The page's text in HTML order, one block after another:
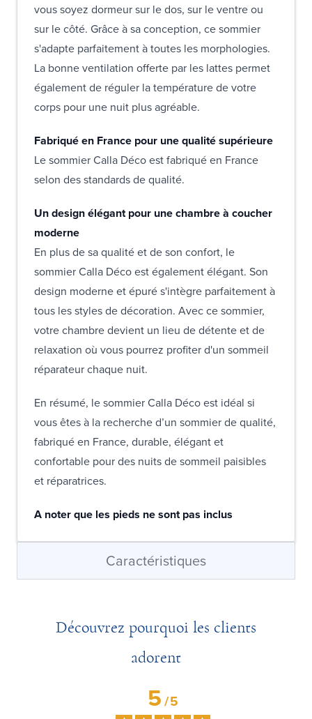
vous soyez dormeur sur le dos, sur le ventre ou
sur le côté. Grâce à sa conception, ce sommier
s'adapte parfaitement à toutes les morphologies.
La bonne ventilation offerte par les lattes permet
également de réguler la température de votre
corps pour une nuit plus agréable.
Fabriqué en France pour une qualité supérieure
Le sommier Calla Déco est fabriqué en France
selon des standards de qualité.
Un design élégant pour une chambre à coucher
moderne
En plus de sa qualité et de son confort, le
sommier Calla Déco est également élégant. Son
design moderne et épuré s'intègre parfaitement à
tous les styles de décoration. Avec ce sommier,
votre chambre devient un lieu de détente et de
relaxation où vous pourrez profiter d'un sommeil
réparateur chaque nuit.
En résumé, le sommier Calla Déco est idéal si
vous êtes à la recherche d’un sommier de qualité,
fabriqué en France, durable, élégant et
confortable pour des nuits de sommeil paisibles
et réparatrices.
A noter que les pieds ne sont pas inclus
Caractéristiques
Découvrez pourquoi les clients
adorent
5/5